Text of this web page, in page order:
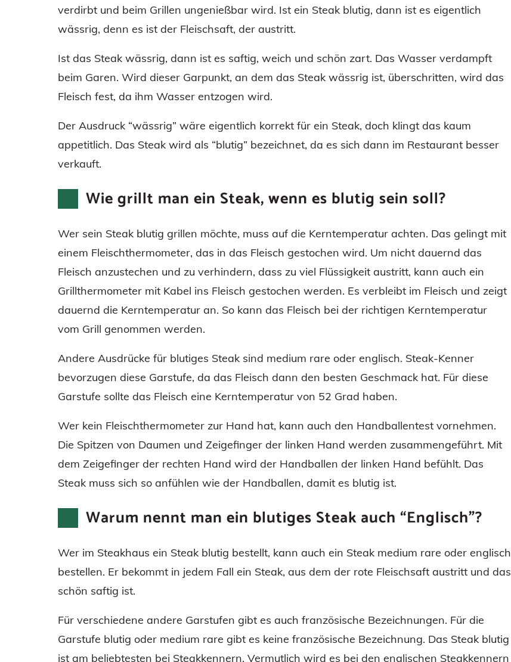
verdirbt und beim Grillen ungenießbar wird. Ist ein Steak blutig, dann ist es eigentlich
wässrig, denn es ist der Fleischsaft, der austritt.
Ist das Steak wässrig, dann ist es saftig, weich und schön zart. Das Wasser verdampft
beim Garen. Wird dieser Garpunkt, an dem das Steak wässrig ist, überschritten, wird das
Fleisch fest, da ihm Wasser entzogen wird.
Der Ausdruck “wässrig” wäre eigentlich korrekt für ein Steak, doch klingt das kaum
appetitlich. Das Steak wird als “blutig” bezeichnet, da es sich dann im Restaurant besser
verkauft.
Wie grillt man ein Steak, wenn es blutig sein soll?
Wer sein Steak blutig grillen möchte, muss auf die Kerntemperatur achten. Das gelingt mit
einem Fleischthermometer, das in das Fleisch gestochen wird. Um nicht dauernd das
Fleisch anzustechen und zu verhindern, dass zu viel Flüssigkeit austritt, kann auch ein
Grillthermometer mit Kabel ins Fleisch gestochen werden. Es verbleibt im Fleisch und zeigt
dauernd die Kerntemperatur an. So kann das Fleisch bei der richtigen Kerntemperatur
vom Grill genommen werden.
Andere Ausdrücke für blutiges Steak sind medium rare oder englisch. Steak-Kenner
bevorzugen diese Garstufe, da das Fleisch dann den besten Geschmack hat. Für diese
Garstufe sollte das Fleisch eine Kerntemperatur von 52 Grad haben.
Wer kein Fleischthermometer zur Hand hat, kann auch den Handballentest vornehmen.
Die Spitzen von Daumen und Zeigefinger der linken Hand werden zusammengeführt. Mit
dem Zeigefinger der rechten Hand wird der Handballen der linken Hand befühlt. Das
Steak muss sich so anfühlen wie der Handballen, damit es blutig ist.
Warum nennt man ein blutiges Steak auch “Englisch”?
Wer im Steakhaus ein Steak blutig bestellt, kann auch ein Steak medium rare oder englisch
bestellen. Er bekommt in jedem Fall ein Steak, aus dem der rote Fleischsaft austritt und das
schön saftig ist.
Für verschiedene andere Garstufen gibt es auch französische Bezeichnungen. Für die
Garstufe blutig oder medium rare gibt es keine französische Bezeichnung. Das Steak blutig
ist am beliebtesten bei Steakkennern. Vermutlich wird es bei den englischen Steakkennern